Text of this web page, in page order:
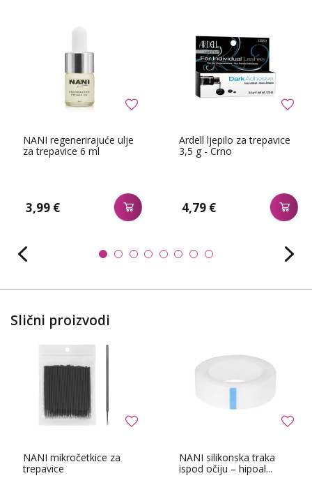
NANI regenerirajuće ulje
za trepavice 6 ml
3,99 €
Ardell ljepilo za trepavice
3,5 g - Crno
4,79 €
Slični proizvodi
NANI mikročetkice za
trepavice
NANI silikonska traka
ispod očiju – hipoal...